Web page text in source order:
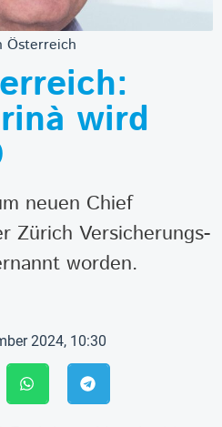
Österreich
wird
neuen Chief
Zürich Versicherungs-
worden.
2024, 10:30